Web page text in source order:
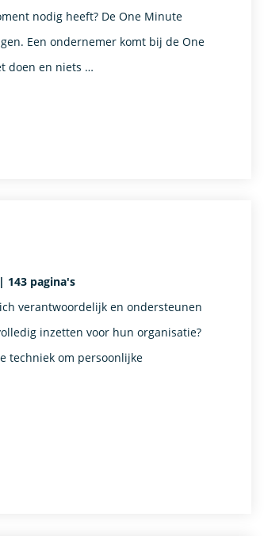
nodig heeft? De One Minute
Een ondernemer komt bij de One
doen en niets …
143 pagina's
verantwoordelijk en ondersteunen
inzetten voor hun organisatie?
techniek om persoonlijke